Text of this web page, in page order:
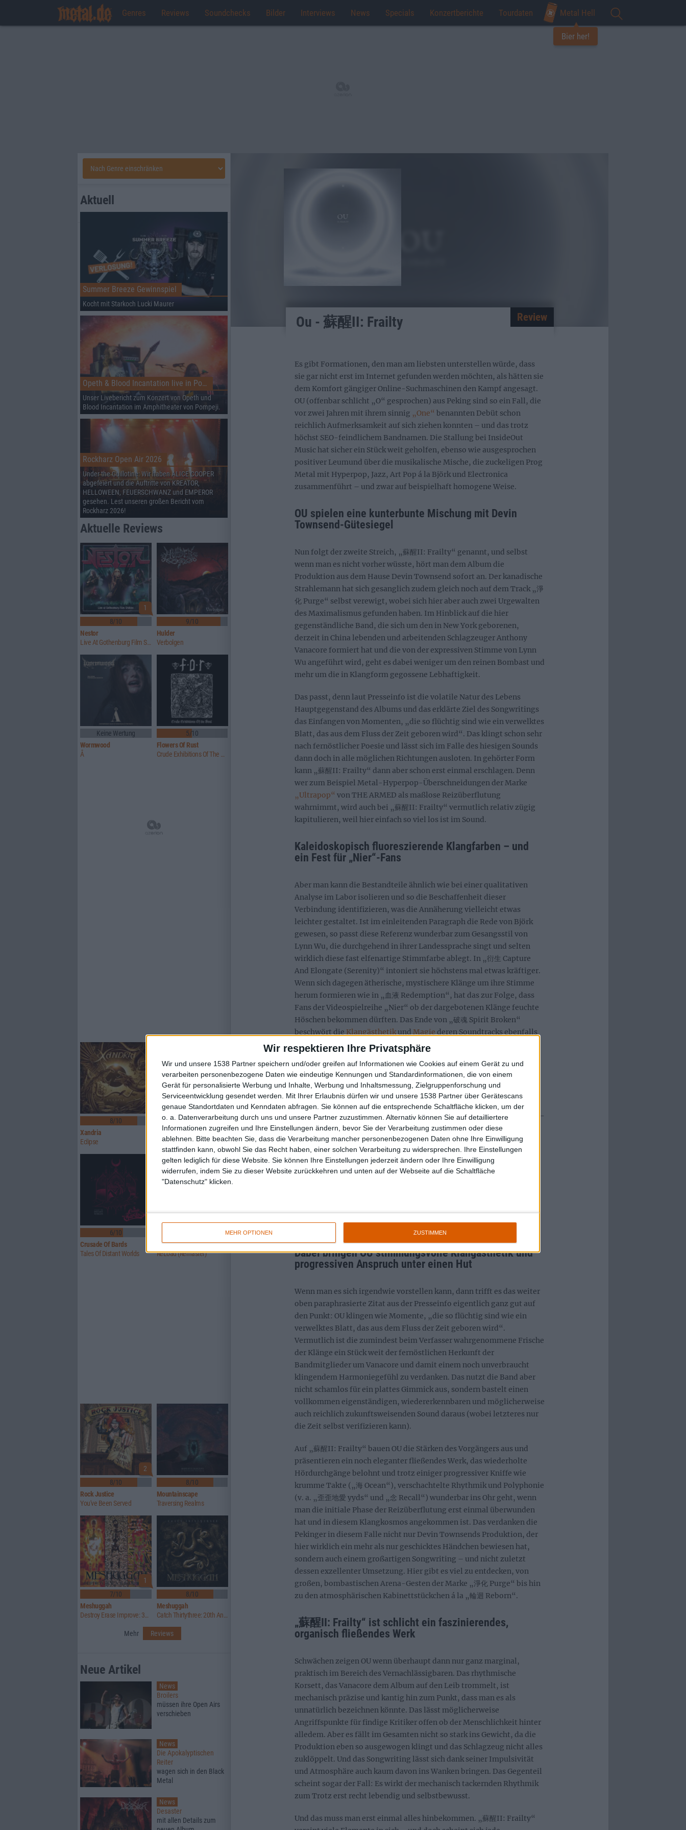
Wir respektieren Ihre Privatsphäre
Wir und unsere 1538 Partner speichern und/oder greifen auf Informationen wie Cookies auf einem Gerät zu und
verarbeiten personenbezogene Daten wie eindeutige Kennungen und Standardinformationen, die von einem
Gerät für personalisierte Werbung und Inhalte, Werbung und Inhaltsmessung, Zielgruppenforschung und
Serviceentwicklung gesendet werden.
Mit Ihrer Erlaubnis dürfen wir und unsere 1538 Partner über Gerätescans
genaue Standortdaten und Kenndaten abfragen. Sie können auf die entsprechende Schaltfläche klicken, um der
o. a. Datenverarbeitung durch uns und unsere Partner zuzustimmen. Alternativ können Sie auf detailliertere
Informationen zugreifen und Ihre Einstellungen ändern, bevor Sie der Verarbeitung zustimmen oder diese
ablehnen.
Bitte beachten Sie, dass die Verarbeitung mancher personenbezogenen Daten ohne Ihre Einwilligung
stattfinden kann, obwohl Sie das Recht haben, einer solchen Verarbeitung zu widersprechen. Ihre Einstellungen
gelten lediglich für diese Website. Sie können Ihre Einstellungen jederzeit ändern oder Ihre Einwilligung
widerrufen, indem Sie zu dieser Website zurückkehren und unten auf der Webseite auf die Schaltfläche
"Datenschutz" klicken.
MEHR OPTIONEN ZUSTIMMEN
Genres Reviews Soundchecks Bilder Interviews News Specials Konzertberichte Tourdaten Metal Hell
Bier her!
Ou - 蘇醒II: Frailty Review
Es gibt Formationen, den man am liebsten unterstellen würde, dass
sie gar nicht erst im Internet gefunden werden möchten, als hätten sie
dem Komfort gängiger Online-Suchmaschinen den Kampf angesagt.
OU (offenbar schlicht „O“ gesprochen) aus Peking sind so ein Fall, die
vor zwei Jahren mit ihrem sinnig „One“ benannten Debüt schon
reichlich Aufmerksamkeit auf sich ziehen konnten – und das trotz
höchst SEO-feindlichem Bandnamen. Die Stallung bei InsideOut
Music hat sicher ein Stück weit geholfen, ebenso wie ausgesprochen
positiver Leumund über die musikalische Mische, die zuckeligen Prog
Metal mit Hyperpop, Jazz, Art Pop á la Björk und Electronica
zusammenführt – und zwar auf beispielhaft homogene Weise.
OU spielen eine kunterbunte Mischung mit Devin
Townsend-Gütesiegel
Nun folgt der zweite Streich, „蘇醒II: Frailty“ genannt, und selbst
wenn man es nicht vorher wüsste, hört man dem Album die
Produktion aus dem Hause Devin Townsend sofort an. Der kanadische
Strahlemann hat sich gesanglich zudem gleich noch auf dem Track „淨
化 Purge“ selbst verewigt, wobei sich hier aber auch zwei Urgewalten
des Maximalismus gefunden haben. Im Hinblick auf die hier
gegenständliche Band, die sich um den in New York geborenen,
derzeit in China lebenden und arbeitenden Schlagzeuger Anthony
Vanacore formiert hat und die von der expressiven Stimme von Lynn
Wu angeführt wird, geht es dabei weniger um den reinen Bombast und
mehr um die in Klangform gegossene Lebhaftigkeit.
Das passt, denn laut Presseinfo ist die volatile Natur des Lebens
Hauptgegenstand des Albums und das erklärte Ziel des Songwritings
das Einfangen von Momenten, „die so flüchtig sind wie ein verwelktes
Blatt, das aus dem Fluss der Zeit geboren wird“. Das klingt schon sehr
nach fernöstlicher Poesie und lässt sich im Falle des hiesigen Sounds
dann doch in alle möglichen Richtungen ausloten. In gehörter Form
kann „蘇醒II: Frailty“ dann aber schon erst einmal erschlagen. Denn
wer zum Beispiel Metal-Hyperpop-Überschneidungen der Marke
„Ultrapop“ von THE ARMED als maßlose Reizüberflutung
wahrnimmt, wird auch bei „蘇醒II: Frailty“ vermutlich relativ zügig
kapitulieren, weil hier einfach so viel los ist im Sound.
Kaleidoskopisch fluoreszierende Klangfarben – und
ein Fest für „Nier“-Fans
Aber man kann die Bestandteile ähnlich wie bei einer qualitativen
Analyse im Labor isolieren und so die Beschaffenheit dieser
Verbindung identifizieren, was die Annäherung vielleicht etwas
leichter gestaltet. Ist im einleitenden Paragraph die Rede von Björk
gewesen, so passt diese Referenz wunderbar zum Gesangsstil von
Lynn Wu, die durchgehend in ihrer Landessprache singt und selten
wirklich diese fast elfenartige Stimmfarbe ablegt. In „衍生 Capture
And Elongate (Serenity)“ intoniert sie höchstens mal etwas kräftiger.
Wenn sich dagegen ätherische, mystischere Klänge um ihre Stimme
herum formieren wie in „血液 Redemption“, hat das zur Folge, dass
Fans der Videospielreihe „Nier“ ob der dargebotenen Klänge feuchte
Höschen bekommen dürften. Das Ende von „破魂 Spirit Broken“
beschwört die Klangästhetikund Magie deren Soundtracks ebenfalls
souverän hervor.
Um Wus Stimme herum bildet sich ein Sound ab, der in allen
möglichen (Klang-)Farben kaleidoskopisch fluoresziert. Die
metallische Erdung erledigen bisweilen schroffe, aber nicht zu
vordergründig gemixte Bratgitarren, die in ihren hektischeren
Momenten etwas von MESHUGGAH aus der „Destroy Erase Improve“-
Ära haben – ganz stark sind solche Riffs auf „歪歪地愛 yyds“
ausgeprägt. Kühle Harmonien, geschmackvoll durch perlende
und/oder flächige Synths dargestellt, formieren sich drum herum,
aber es passiert nichts, das man auf Anhieb als melancholisch oder
zugegeben ein wenig schwer für unsereins, das in präzise Worte zu
fassen.
Dabei bringen OU stimmungsvolle Klangästhetik und
progressiven Anspruch unter einen Hut
Wenn man es sich irgendwie vorstellen kann, dann trifft es das weiter
oben paraphrasierte Zitat aus der Presseinfo eigentlich ganz gut auf
den Punkt: OU klingen wie Momente, „die so flüchtig sind wie ein
verwelktes Blatt, das aus dem Fluss der Zeit geboren wird“.
Vermutlich ist die zumindest beim Verfasser wahrgenommene Frische
der Klänge ein Stück weit der fernöstlichen Herkunft der
Bandmitglieder um Vanacore und damit einem noch unverbraucht
klingendem Harmoniegefühl zu verdanken. Das nutzt die Band aber
nicht schamlos für ein plattes Gimmick aus, sondern bastelt einen
vollkommen eigenständigen, wiedererkennbaren und möglicherweise
auch reichlich zukunftsweisenden Sound daraus (wobei letzteres nur
die Zeit selbst verifizieren kann).
Auf „蘇醒II: Frailty“ bauen OU die Stärken des Vorgängers aus und
präsentieren ein noch eleganter fließendes Werk, das wiederholte
Hördurchgänge belohnt und trotz einiger progressiver Kniffe wie
krumme Takte („海 Ocean“), verschachtelte Rhythmik und Polyphonie
(v. a. „歪歪地愛 yyds“ und „念 Recall“) wunderbar ins Ohr geht, wenn
man die initiale Phase der Reizüberflutung erst einmal überwunden
hat und in diesem Klangkosmos angekommen ist. Das verdanken die
Pekinger in diesem Falle nicht nur Devin Townsends Produktion, der
hier wirklich ein mehr als nur geschicktes Händchen bewiesen hat,
sondern auch einem großartigen Songwriting – und nicht zuletzt
dessen exzellenter Umsetzung. Hier gibt es viel zu entdecken, von
großen, bombastischen Arena-Gesten der Marke „淨化 Purge“ bis hin
zu den atmosphärischen Kabinettstückchen á la „輪迴 Reborn“.
„蘇醒II: Frailty“ ist schlicht ein faszinierendes,
organisch fließendes Werk
Schwächen zeigen OU wenn überhaupt dann nur ganz marginal,
praktisch im Bereich des Vernachlässigbaren. Das rhythmische
Korsett, das Vanacore dem Album auf den Leib trommelt, ist
mechanisch präzise und kantig hin zum Punkt, dass man es als
unnatürlich bezeichnen könnte. Das lässt möglicherweise
Angriffspunkte für findige Kritiker offen ob der Menschlichkeit hinter
alledem. Aber es fällt im Gesamten nicht so stark ins Gewicht, da die
Produktion eben so ausgewogen klingt und das Schlagzeug nicht alles
zuklöppelt. Und das Songwriting lässt sich dank seiner Impulsivität
und Atmosphäre auch kaum davon ins Wanken bringen. Das Gegenteil
scheint sogar der Fall: Es wirkt der mechanisch tackernden Rhythmik
zum Trotz erst recht lebendig und selbstbewusst.
Und das muss man erst einmal alles hinbekommen. „蘇醒II: Frailty“
Aktuell
Summer Breeze Gewinnspiel
Kocht mit Starkoch Lucki Maurer
Opeth & Blood Incantation live in Pompeji
Unser Livebericht zum Konzert von Opeth und
Blood Incantation im Amphitheater von Pompeji.
Rockharz Open Air 2026
Under the Guillotine: Wir haben ALICE COOPER
abgefeiert und die Auftritte von KREATOR,
HELLOWEEN, FEUERSCHWANZ und EMPEROR
gesehen. Lest unseren großen Bericht vom
Rockharz 2026!
Aktuelle Reviews
1
8/10
Nestor
Live At Gothenburg Film Studios
9/10
Hulder
Verbolgen
Keine Wertung
Wormwood
Å
5/10
Flowers Of Rust
8/10
Xandria
Eclipse
1
8/10
Sinner
Boom Bang Goodbye
6/10
Crusade Of Bards
Tales Of Distant Worlds
Metallica
ReLoad (Remaster)
2
8/10
Rock Justice
You've Been Served
8/10
Mountainscape
Traversing Realms
1
7/10
Meshuggah
Destroy Erase Improve: 30th Anniversary Edition
8/10
Meshuggah
Mehr Reviews
Neue Artikel
News
Broilers
müssen ihre Open Airs
verschieben
News
Die Apokalyptischen
Reiter
wagen sich in den Black
Metal
News
Desaster
mit allen Details zum